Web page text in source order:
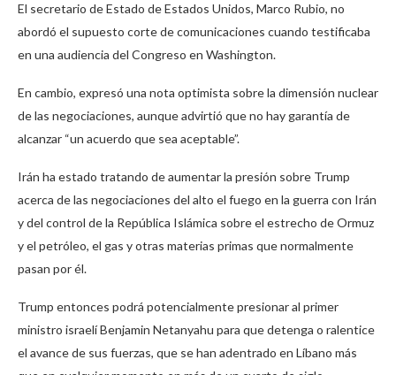
El secretario de Estado de Estados Unidos, Marco Rubio, no
abordó el supuesto corte de comunicaciones cuando testificaba
en una audiencia del Congreso en Washington.
En cambio, expresó una nota optimista sobre la dimensión nuclear
de las negociaciones, aunque advirtió que no hay garantía de
alcanzar “un acuerdo que sea aceptable”.
Irán ha estado tratando de aumentar la presión sobre Trump
acerca de las negociaciones del alto el fuego en la guerra con Irán
y del control de la República Islámica sobre el estrecho de Ormuz
y el petróleo, el gas y otras materias primas que normalmente
pasan por él.
Trump entonces podrá potencialmente presionar al primer
ministro israelí Benjamin Netanyahu para que detenga o ralentice
el avance de sus fuerzas, que se han adentrado en Líbano más